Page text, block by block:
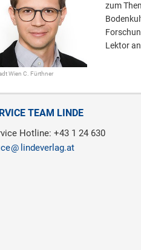
Wien C. Fürthner
zum
Lektor
TEAM LINDE
Hotline: +43 1 24 630
lindeverlag.at